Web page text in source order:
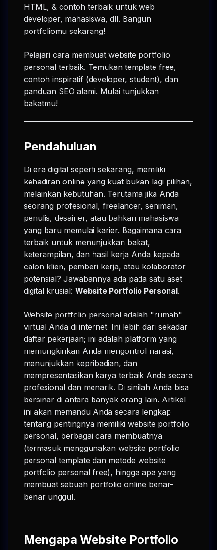
HTML, & contoh terbaik untuk web
developer, mahasiswa, dll. Bangun
portfoliomu sekarang!
Pelajari cara membuat website portfolio
personal terbaik. Temukan template free,
contoh inspiratif (developer, student), dan
panduan SEO alami. Mulai tunjukkan
bakatmu!
Pendahuluan
Di era digital seperti sekarang, memiliki
kehadiran online yang kuat bukan lagi pilihan,
melainkan kebutuhan. Terutama jika Anda
seorang profesional, freelancer, seniman,
penulis, desainer, atau bahkan mahasiswa
yang baru memulai karier. Bagaimana cara
terbaik untuk menunjukkan bakat,
keterampilan, dan hasil kerja Anda kepada
calon klien, pemberi kerja, atau kolaborator
potensial? Jawabannya ada pada satu aset
digital krusial: Website Portfolio Personal.
Website portfolio personal adalah "rumah"
virtual Anda di internet. Ini lebih dari sekadar
daftar pekerjaan; ini adalah platform yang
memungkinkan Anda mengontrol narasi,
menunjukkan kepribadian, dan
mempresentasikan karya terbaik Anda secara
profesional dan menarik. Di sinilah Anda bisa
bersinar di antara banyak orang lain. Artikel
ini akan memandu Anda secara lengkap
tentang pentingnya memiliki website portfolio
personal, berbagai cara membuatnya
(termasuk menggunakan website portfolio
personal template dan metode website
portfolio personal free), hingga apa yang
membuat sebuah portfolio online benar-
benar unggul.
Mengapa Website Portfolio